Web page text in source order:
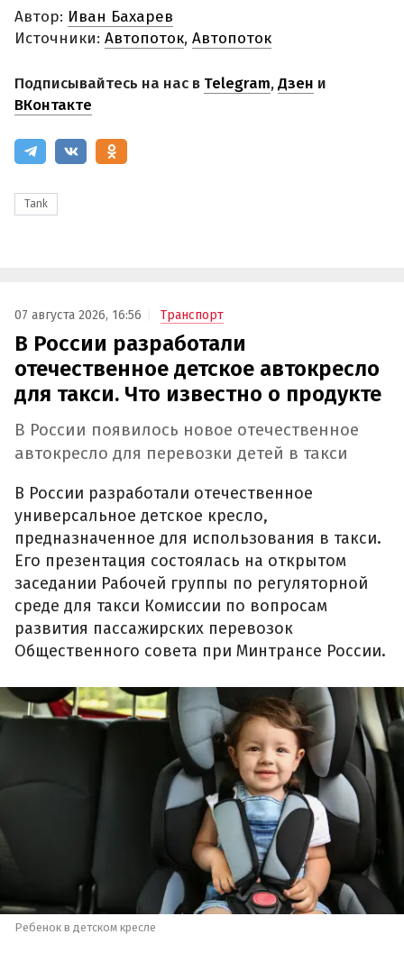
Автор: Иван Бахарев
Источники: Автопоток, Автопоток
Подписывайтесь на нас в Telegram,Дзен и
ВКонтакте
Tank
07 августа 2026, 16:56 Транспорт
В России разработали
отечественное детское автокресло
для такси. Что известно о продукте
В России появилось новое отечественное
автокресло для перевозки детей в такси
В России разработали отечественное
универсальное детское кресло,
предназначенное для использования в такси.
Его презентация состоялась на открытом
заседании Рабочей группы по регуляторной
среде для такси Комиссии по вопросам
развития пассажирских перевозок
Общественного совета при Минтрансе России.
Ребенок в детском кресле